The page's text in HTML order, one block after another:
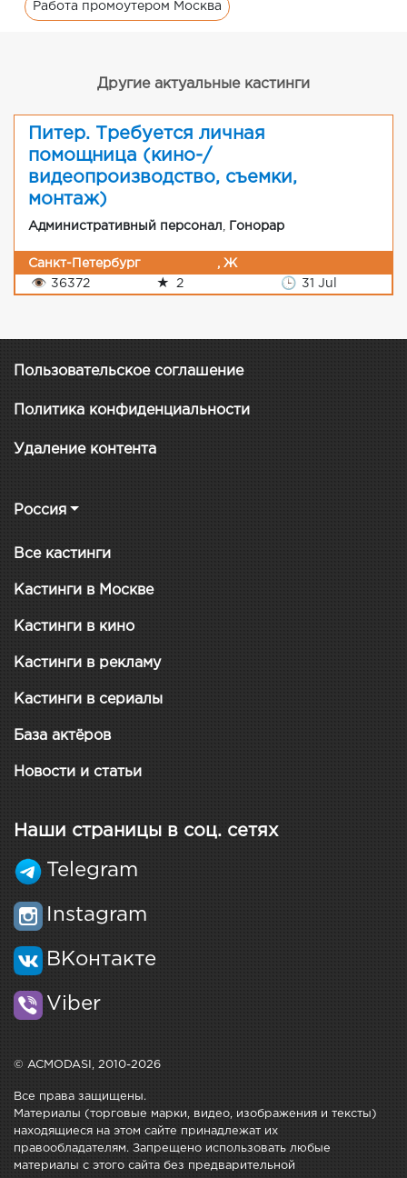
Работа промоутером Москва
Другие актуальные кастинги
Питер. Требуется личная
помощница (кино-/
видеопроизводство, съемки,
монтаж)
Административный персонал Гонорар
Санкт-Петербург
, Ж
👁 36372 ★ 2 🕒 31 Jul
Пользовательское соглашение
Политика конфиденциальности
Удаление контента
Россия
Все кастинги
Кастинги в Москве
Кастинги в кино
Кастинги в рекламу
Кастинги в сериалы
База актёров
Новости и статьи
Наши страницы в соц. сетях
Telegram
Instagram
ВКонтакте
Viber
© ACMODASI, 2010-2026
Все права защищены.
Материалы (торговые марки, видео, изображения и тексты)
находящиеся на этом сайте принадлежат их
правообладателям. Запрещено использовать любые
материалы с этого сайта без предварительной